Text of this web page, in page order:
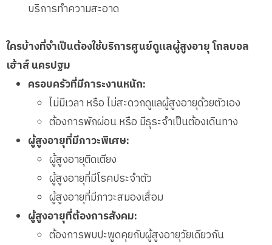
บริการทำความสะอาด
ใครบ้างที่จำเป็นต้องใช้บริการศูนย์ดูแลผู้สูงอายุ โกลบอล
เฮ้าส์ นครปฐม
ครอบครัวที่มีภาระงานหนัก:
ไม่มีเวลา หรือ ไม่สะดวกดูแลผู้สูงอายุด้วยตัวเอง
ต้องการพักผ่อน หรือ มีธุระจำเป็นต้องเดินทาง
ผู้สูงอายุที่มีภาวะพิเศษ:
ผู้สูงอายุติดเตียง
ผู้สูงอายุที่มีโรคประจำตัว
ผู้สูงอายุที่มีภาวะสมองเสื่อม
ผู้สูงอายุที่ต้องการสังคม:
ต้องการพบปะพูดคุยกับผู้สูงอายุวัยเดียวกัน